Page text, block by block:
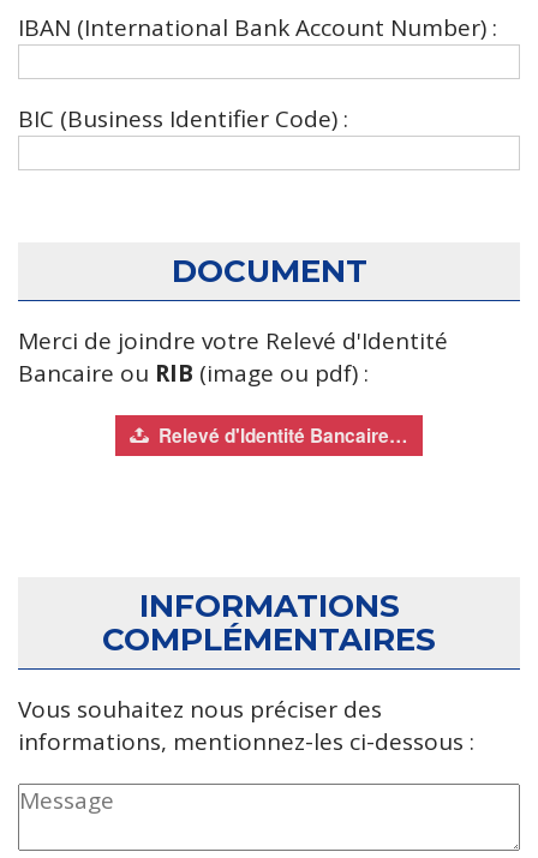
IBAN (International Bank Account Number) :
BIC (Business Identifier Code) :
DOCUMENT
Merci de joindre votre Relevé d'Identité
Bancaire ou RIB (image ou pdf) :
Relevé d'Identité Bancaire…
INFORMATIONS
COMPLÉMENTAIRES
Vous souhaitez nous préciser des
informations, mentionnez-les ci-dessous :